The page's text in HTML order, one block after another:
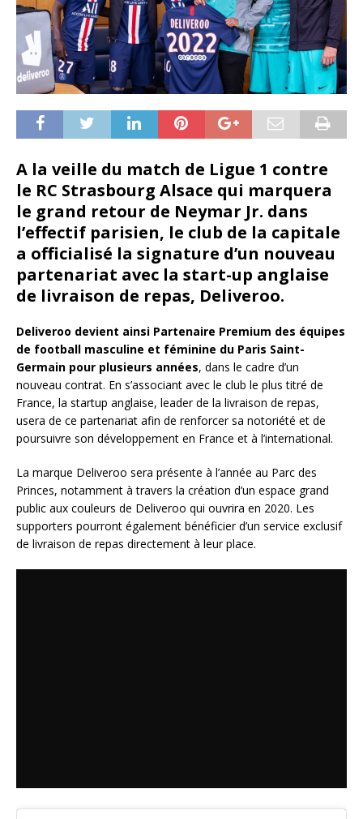
A la veille du match de Ligue 1 contre
le RC Strasbourg Alsace qui marquera
le grand retour de Neymar Jr. dans
l’effectif parisien, le club de la capitale
a officialisé la signature d’un nouveau
partenariat avec la start-up anglaise
de livraison de repas, Deliveroo.
Deliveroo devient ainsi Partenaire Premium des équipes
de football masculine et féminine du Paris Saint-
Germain pour plusieurs années, dans le cadre d’un
nouveau contrat. En s’associant avec le club le plus titré de
France, la startup anglaise, leader de la livraison de repas,
usera de ce partenariat afin de renforcer sa notoriété et de
poursuivre son développement en France et à l’international.
La marque Deliveroo sera présente à l’année au Parc des
Princes, notamment à travers la création d’un espace grand
public aux couleurs de Deliveroo qui ouvrira en 2020. Les
supporters pourront également bénéficier d’un service exclusif
de livraison de repas directement à leur place.